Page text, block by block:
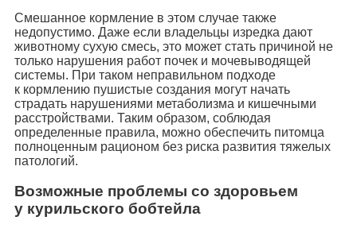
Смешанное кормление в этом случае также
недопустимо. Даже если владельцы изредка дают
животному сухую смесь, это может стать причиной не
только нарушения работ почек и мочевыводящей
системы. При таком неправильном подходе
к кормлению пушистые создания могут начать
страдать нарушениями метаболизма и кишечными
расстройствами. Таким образом, соблюдая
определенные правила, можно обеспечить питомца
полноценным рационом без риска развития тяжелых
патологий.
Возможные проблемы со здоровьем
у курильского бобтейла